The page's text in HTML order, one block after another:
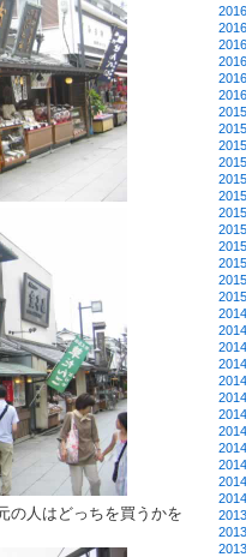
の人はどっちを買うかを